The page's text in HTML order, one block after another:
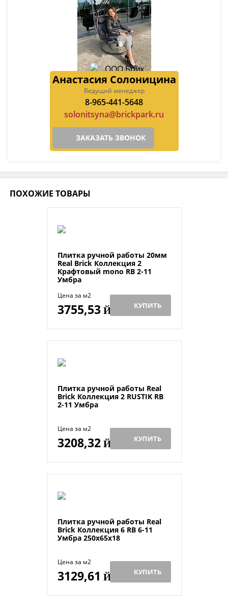
Анастасия Солоницина
Ведущий менеджер
8-965-441-5648
solonitsyna@brickpark.ru
ЗАКАЗАТЬ ЗВОНОК
ПОХОЖИЕ ТОВАРЫ
Плитка ручной работы 20мм
Real Brick Коллекция 2
Крафтовый mono RB 2-11
Умбра
Цена за м2
3755,53Й КУПИТЬ
Плитка ручной работы Real
Brick Коллекция 2 RUSTIK RB
2-11 Умбра
Цена за м2
3208,32Й КУПИТЬ
Плитка ручной работы Real
Brick Коллекция 6 RB 6-11
Умбра 250х65х18
Цена за м2
3129,61 Й КУПИТЬ